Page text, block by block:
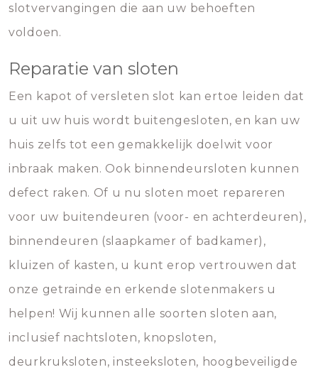
slotvervangingen die aan uw behoeften
voldoen.
Reparatie van sloten
Een kapot of versleten slot kan ertoe leiden dat
u uit uw huis wordt buitengesloten, en kan uw
huis zelfs tot een gemakkelijk doelwit voor
inbraak maken. Ook binnendeursloten kunnen
defect raken. Of u nu sloten moet repareren
voor uw buitendeuren (voor- en achterdeuren),
binnendeuren (slaapkamer of badkamer),
kluizen of kasten, u kunt erop vertrouwen dat
onze getrainde en erkende slotenmakers u
helpen! Wij kunnen alle soorten sloten aan,
inclusief nachtsloten, knopsloten,
deurkruksloten, insteeksloten, hoogbeveiligde